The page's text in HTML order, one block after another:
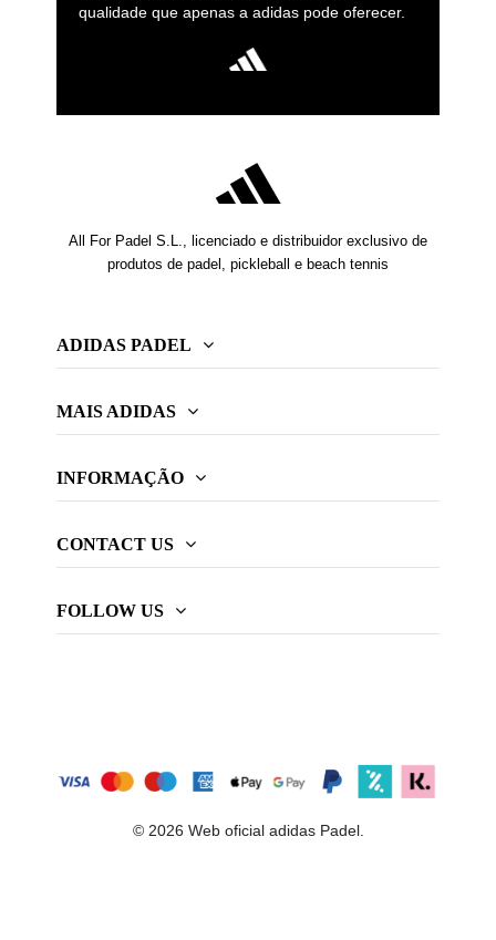
qualidade que apenas a adidas pode oferecer.
All For Padel S.L., licenciado e distribuidor exclusivo de
produtos de padel, pickleball e beach tennis
ADIDAS PADEL
MAIS ADIDAS
INFORMAÇÃO
CONTACT US
FOLLOW US
© 2026 Web oficial adidas Padel.